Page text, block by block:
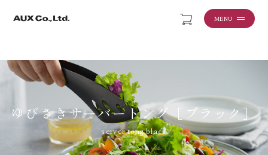
MENU
ゆびさきサーバートング［ブラック］
server tong black